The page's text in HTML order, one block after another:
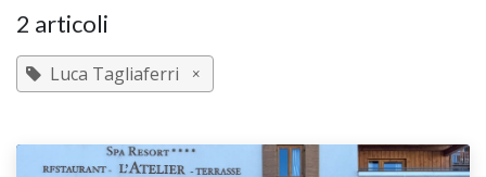
2 articoli
Luca Tagliaferri ×